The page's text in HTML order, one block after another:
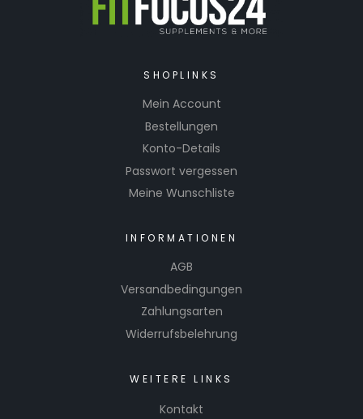
SHOPLINKS
Mein Account
Bestellungen
Konto-Details
Passwort vergessen
Meine Wunschliste
INFORMATIONEN
AGB
Versandbedingungen
Zahlungsarten
Widerrufsbelehrung
WEITERE LINKS
Kontakt